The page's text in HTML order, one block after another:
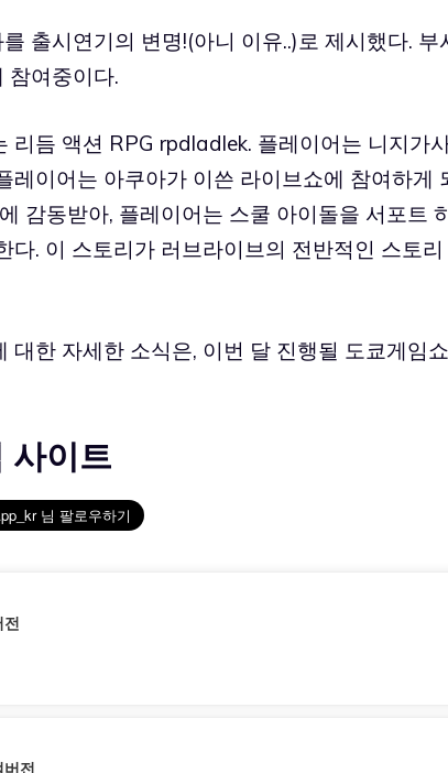
출시연기의 변명!(아니 이유..)로 제시했다. 부
참여중이다.
리듬 액션 RPG rpdladlek. 플레이어는 니지가
레이어는 아쿠아가 이쓴 라이브쇼에 참여하게
감동받아, 플레이어는 스쿨 아이돌을 서포트
. 이 스토리가 러브라이브의 전반적인 스토리
대한 자세한 소식은, 이번 달 진행될 도쿄게임쇼
사이트
전
전